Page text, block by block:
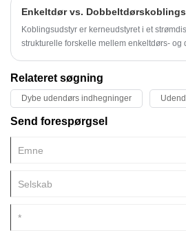
beskyttelsesniveau og driftsstabilitet.
Koblingsudstyr er kerneudstyret i et
strukturelle forskelle mellem enkeltdørs- og
sikkerhedsbestemmelser
Relateret søgning
Dybe udendørs indhegninger
Send forespørgsel